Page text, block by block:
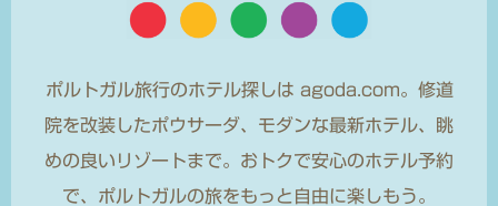
ポルトガル旅行のホテル探しは agoda.com。修道
院を改装したポウサーダ、モダンな最新ホテル、眺
めの良いリゾートまで。おトクで安心のホテル予約
で、ポルトガルの旅をもっと自由に楽しもう。